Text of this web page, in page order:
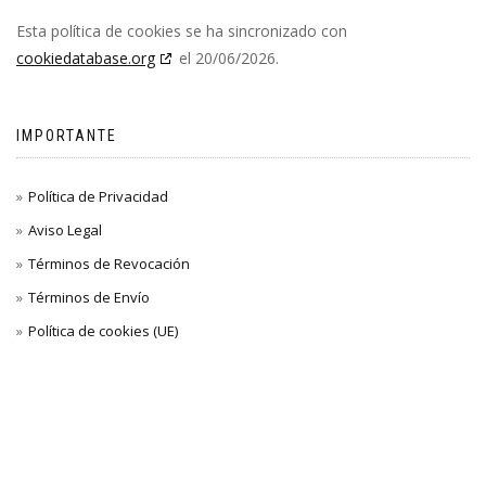
Esta política de cookies se ha sincronizado con
cookiedatabase.org
el 20/06/2026.
IMPORTANTE
Política de Privacidad
Aviso Legal
Términos de Revocación
Términos de Envío
Política de cookies (UE)